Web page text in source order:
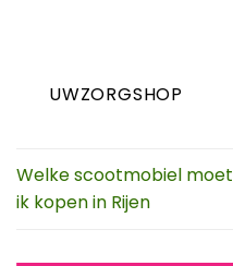
UWZORGSHOP
Welke scootmobiel moet
ik kopen in Rijen